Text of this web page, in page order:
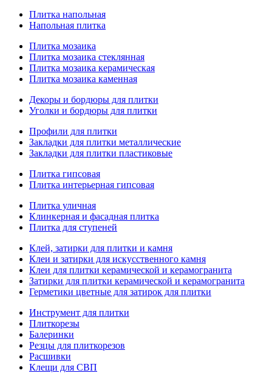
Плитка напольная
Напольная плитка
Плитка мозаика
Плитка мозаика стеклянная
Плитка мозаика керамическая
Плитка мозаика каменная
Декоры и бордюры для плитки
Уголки и бордюры для плитки
Профили для плитки
Закладки для плитки металлические
Закладки для плитки пластиковые
Плитка гипсовая
Плитка интерьерная гипсовая
Плитка уличная
Клинкерная и фасадная плитка
Плитка для ступеней
Клей, затирки для плитки и камня
Клеи и затирки для искусственного камня
Клеи для плитки керамической и керамогранита
Затирки для плитки керамической и керамогранита
Герметики цветные для затирок для плитки
Инструмент для плитки
Плиткорезы
Балеринки
Резцы для плиткорезов
Расшивки
Клещи для СВП